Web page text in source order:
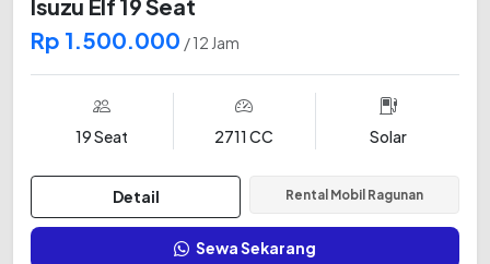
Isuzu Elf 19 Seat
Rp 1.500.000 / 12 Jam
19 Seat 2711 CC Solar
Detail Rental Mobil Ragunan
Sewa Sekarang